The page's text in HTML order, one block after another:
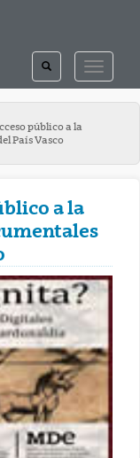
TOGGLE
TOGGLE
SEARCH
público a la
País Vasco
a la